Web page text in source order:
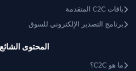
باقات C2C المتقدمة
برنامج التصدير الإلكتروني للسوق
المحتوى الشائع
ما هو C2C؟